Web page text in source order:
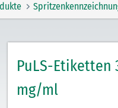
PuLS-Etiketten
mg/ml